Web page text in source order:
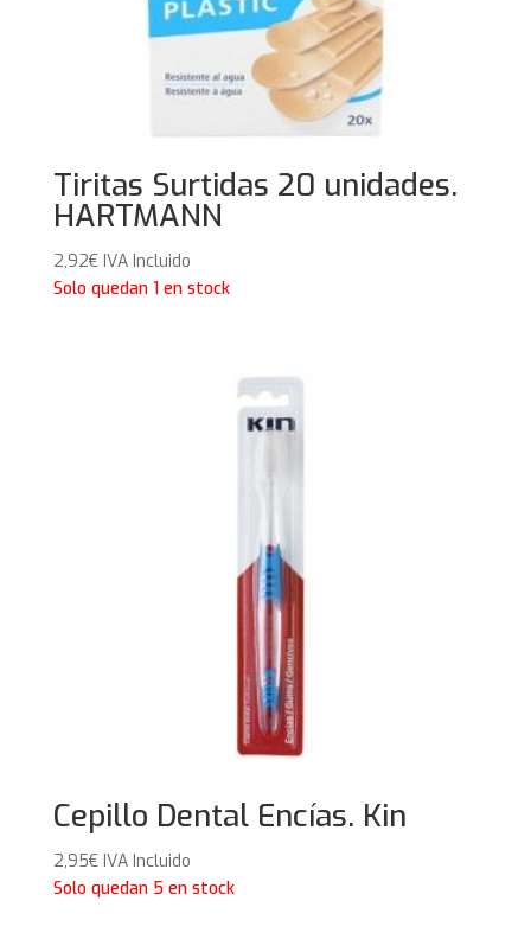
Tiritas Surtidas 20 unidades.
HARTMANN
2,92€ IVA Incluido
Solo quedan 1 en stock
Cepillo Dental Encías. Kin
2,95€ IVA Incluido
Solo quedan 5 en stock